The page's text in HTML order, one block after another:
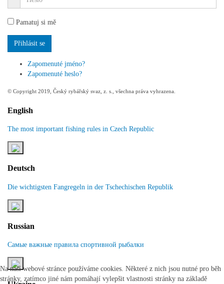
Pamatuj si mě
Zapomenuté jméno?
Zapomenuté heslo?
© Copyright 2019, Český rybářský svaz, z. s., všechna práva vyhrazena.
English
The most important fishing rules in Czech Republic
Deutsch
Die wichtigsten Fangregeln in der Tschechischen Republik
Russian
Самые важные правила спортивной рыбалки
Na naší webové stránce používáme cookies. Některé z nich jsou nutné pro běh
stránky, zatímco jiné nám pomáhají vylepšit vlastnosti stránky na základě